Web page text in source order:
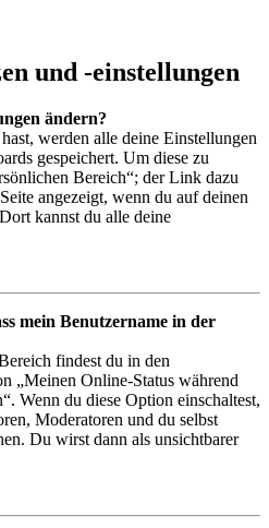
und -einstellungen
ändern?
werden alle deine Einstellungen
gespeichert. Um diese zu
Bereich“; der Link dazu
angezeigt, wenn du auf deinen
kannst du alle deine
mein Benutzername in der
findest du in den
„Meinen Online-Status während
Wenn du diese Option einschaltest,
Moderatoren und du selbst
Du wirst dann als unsichtbarer